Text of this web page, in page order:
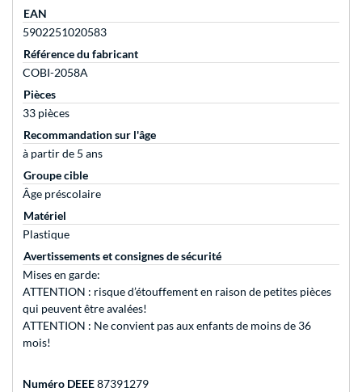
EAN
5902251020583
Référence du fabricant
COBI-2058A
Pièces
33 pièces
Recommandation sur l'âge
à partir de 5 ans
Groupe cible
Âge préscolaire
Matériel
Plastique
Avertissements et consignes de sécurité
Mises en garde:
ATTENTION : risque d’étouffement en raison de petites pièces
qui peuvent être avalées!
ATTENTION : Ne convient pas aux enfants de moins de 36
mois!
Numéro DEEE87391279